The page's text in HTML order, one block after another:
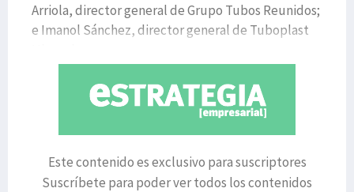
Arriola, director general de Grupo Tubos Reunidos;
e Imanol Sánchez, director general de Tuboplast
Este contenido es exclusivo para suscriptores
Suscríbete para poder ver todos los contenidos